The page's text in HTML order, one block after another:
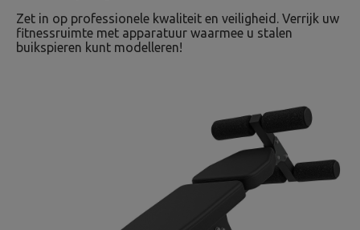
Zet in op professionele kwaliteit en veiligheid. Verrijk uw
fitnessruimte met apparatuur waarmee u stalen
buikspieren kunt modelleren!